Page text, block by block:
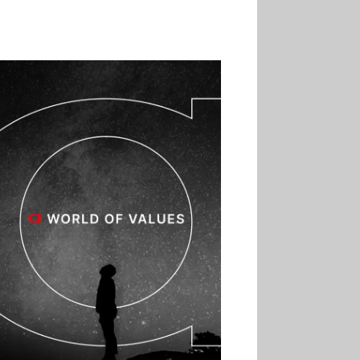
investissements pour
réduire sa consommation
d’eau
01.07
Aldi Studio lance sa
première collection capsule
inspirée de ses codes
visuels
01.07
Cafom annonce
des résultats semestriels en
hausse, portés par le e-
commerce
30.06
La Sportiva affiche
une croissance solide en